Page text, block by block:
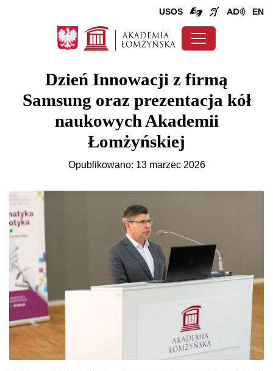
USOS EN
Dzień Innowacji z firmą
Samsung oraz prezentacja kół
naukowych Akademii
Łomżyńskiej
Opublikowano: 13 marzec 2026